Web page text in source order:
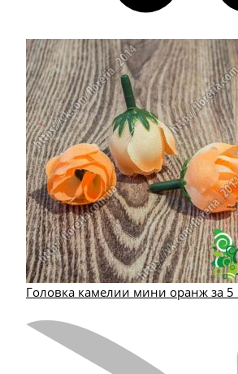
Головка камелии мини оранж за 5